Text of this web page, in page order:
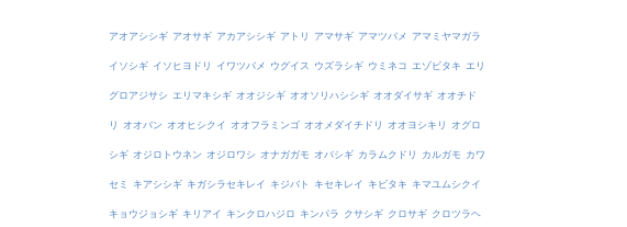
アオアシシギ アオサギ アカアシシギ アトリ アマサギ アマツバメ アマミヤマガラ
イソシギ イソヒヨドリ イワツバメ ウグイス ウズラシギ ウミネコ エゾビタキ エリ
グロアジサシ エリマキシギ オオジシギ オオソリハシシギ オオダイサギ オオチド
リ オオバン オオヒシクイ オオフラミンゴ オオメダイチドリ オオヨシキリ オグロ
シギ オジロトウネン オジロワシ オナガガモ オバシギ カラムクドリ カルガモ カワ
セミ キアシシギ キガシラセキレイ キジバト キセキレイ キビタキ キマユムシクイ
キョウジョシギ キリアイ キンクロハジロ キンパラ クサシギ クロサギ クロツラヘ